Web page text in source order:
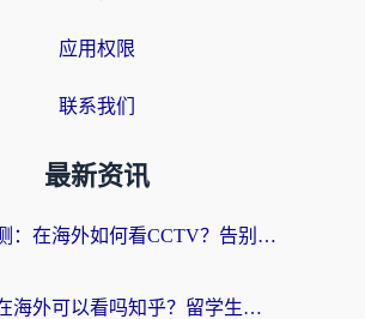
应用权限
联系我们
最新资讯
海外党亲测：在海外如何看CCTV？告别“仅限大陆播放”的实用指南
央视影音在海外可以看吗知乎？留学生亲测：3步解决地域限制+追剧自由